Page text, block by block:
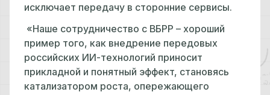
исключает передачу в сторонние сервисы.
«Наше сотрудничество с ВБРР – хороший
пример того, как внедрение передовых
российских ИИ-технологий приносит
прикладной и понятный эффект, становясь
катализатором роста, опережающего